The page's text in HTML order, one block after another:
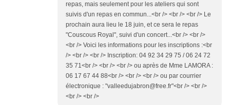
repas, mais seulement pour les ateliers qui sont
suivis d'un repas en commun...<br /> <br /> <br /> Le
prochain aura lieu le 18 juin, et ce sera le repas
"Couscous Royal", suivi d'un concert...<br /> <br />
<br /> Voici les informations pour les inscriptions :<br
/> <br /> <br /> Inscription: 04 92 34 29 75 / 06 24 72
35 71<br /> <br /> <br /> ou après de Mme LAMORA :
06 17 67 44 88<br /> <br /> <br /> ou par courrier
électronique : "valleedujabron@free.fr"<br /> <br />
<br /> <br />